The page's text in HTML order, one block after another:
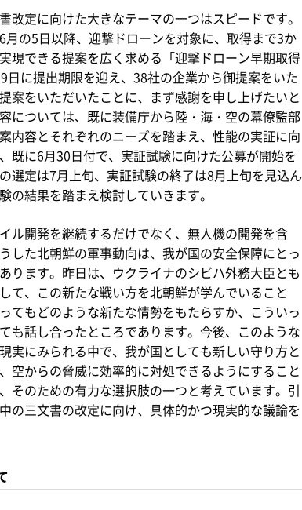
定に向けた大きなテーマの一つはスピードです。
の5日以降、迎撃ドローンを対象に、取得まで3か
現できる提案を広く求める「迎撃ドローン早期取得
に提出期限を迎え、38社の企業から御提案をいた
案をいただいたことに、まず感謝を申し上げたいと
については、既に装備庁から陸・海・空の幕僚監部
内容とそれぞれのニーズを踏まえ、性能の実証に向
既に6月30日付で、実証試験に向けた公募が開始を
選定は7月上旬、実証試験の終了は8月上旬を見込ん
結果を踏まえ検討していきます。
ル開発を継続するだけでなく、無人機の開発を含
した北朝鮮の軍事動向は、我が国の安全保障にとっ
ります。昨日は、ウクライナのシビハ外務大臣とも
て、この新たな戦い方を北朝鮮が学んでいること
てもどのような新たな情勢をもたらすか、こういっ
も話し合ったところであります。今後、このような
実にみられる中で、我が国としても新しい守り方と
空からの脅威に効率的に対処できるようにすること
そのための有力な選択肢の一つと考えています。引
の三文書の改定に向け、具体的かつ現実的な議論を